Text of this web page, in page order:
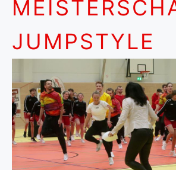
JUMPSTYLE